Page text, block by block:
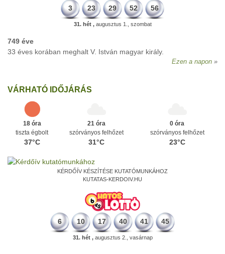
3 23 29 52 56
31. hét ,augusztus 1., szombat
749 éve
33 éves korában meghalt V. István magyar király.
Ezen a napon
VÁRHATÓ IDŐJÁRÁS
18 óra
tiszta égbolt
37°C
21 óra
szórványos felhőzet
31°C
0 óra
szórványos felhőzet
23°C
KÉRDŐÍV KÉSZÍTÉSE KUTATÓMUNKÁHOZ
KUTATAS-KERDOIV.HU
6 10 17 40 41 45
31. hét ,augusztus 2., vasárnap